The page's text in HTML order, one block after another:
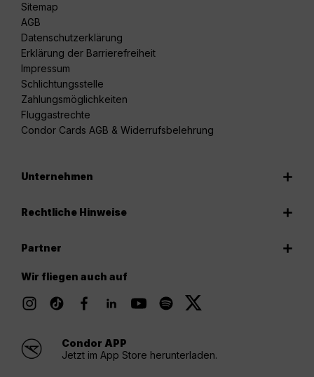
Sitemap
AGB
Datenschutzerklärung
Erklärung der Barrierefreiheit
Impressum
Schlichtungsstelle
Zahlungsmöglichkeiten
Fluggastrechte
Condor Cards AGB & Widerrufsbelehrung
Unternehmen
Rechtliche Hinweise
Partner
Wir fliegen auch auf
Condor APP
Jetzt im App Store herunterladen.